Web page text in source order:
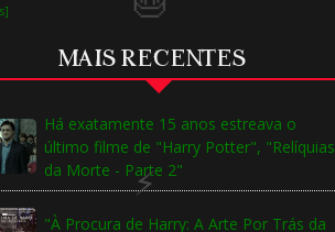
MAIS RECENTES
Há exatamente 15 anos estreava o
último filme de "Harry Potter", "Relíquias
da Morte - Parte 2"
"À Procura de Harry: A Arte Por Trás da